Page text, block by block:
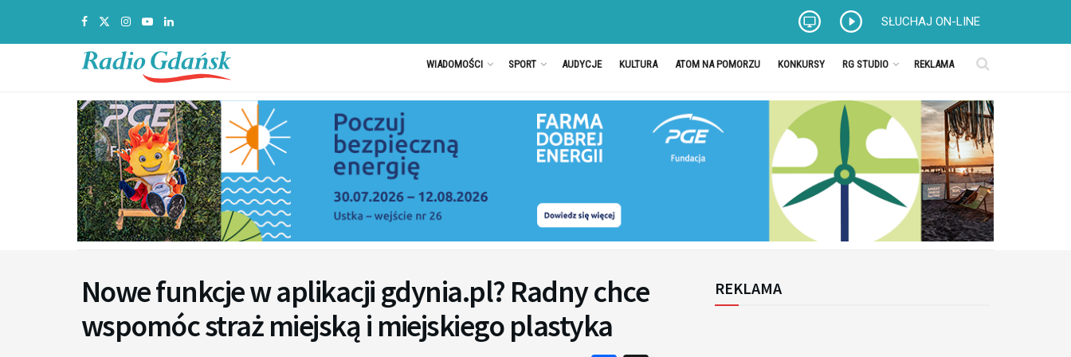
SŁUCHAJ ON-LINE
WIADOMOŚCI SPORT AUDYCJE KULTURA ATOM NA POMORZU KONKURSY RG STUDIO REKLAMA
Nowe funkcje w aplikacji gdynia.pl? Radny chce
wspomóc straż miejską i miejskiego plastyka
REKLAMA